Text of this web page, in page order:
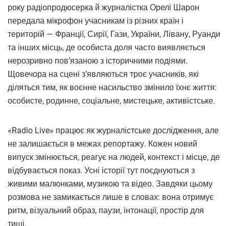
року радіопродюсерка й журналістка Орелі Шарон
передала мікрофон учасникам із різних країн і
територій — Франції, Сирії, Гази, України, Лівану, Руанди
та інших місць, де особиста доля часто виявляється
нерозривно пов’язаною з історичними подіями.
Щовечора на сцені з’являються троє учасників, які
діляться тим, як воєнне насильство змінило їхнє життя:
особисте, родинне, соціальне, мистецьке, активістське.
«Radio Live» працює як журналістське дослідження, але
не залишається в межах репортажу. Кожен новий
випуск змінюється, реагує на людей, контекст і місце, де
відбувається показ. Усні історії тут поєднуються з
живими малюнками, музикою та відео. Завдяки цьому
розмова не замикається лише в словах: вона отримує
ритм, візуальний образ, паузи, інтонації, простір для
тиші.